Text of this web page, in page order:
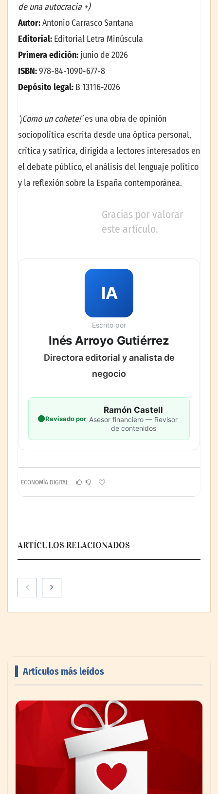
de una autocracia +)
Autor:Antonio Carrasco Santana
Editorial: Editorial Letra Minúscula
Primera edición: junio de 2026
ISBN:978-84-1090-677-8
Depósito legal: B 13116-2026
‘¡Como un cohete!’es una obra de opinión
sociopolítica escrita desde una óptica personal,
crítica y satírica, dirigida a lectores interesados en
el debate público, el análisis del lenguaje político
y la reflexión sobre la España contemporánea.
Gracias por valorar
este artículo.
IA
Escrito por
Inés Arroyo Gutiérrez
Directora editorial y analista de
negocio
Revisado por
Ramón Castell
Asesor financiero — Revisor
de contenidos
ECONOMÍA DIGITAL
ARTÍCULOS RELACIONADOS
evitar la humedad prolongada, claves para
prevenir una de las infecciones más
Artículos más leídos